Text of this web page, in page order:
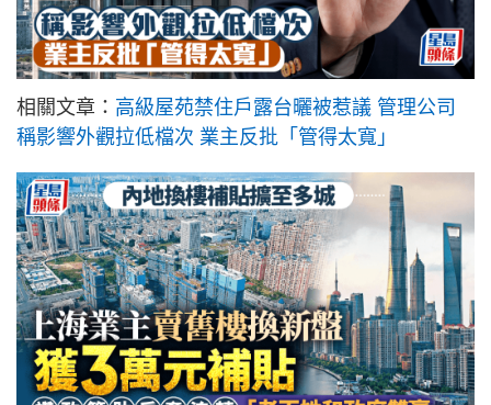
相關文章： 高級屋苑禁住戶露台曬被惹議 管理公司
稱影響外觀拉低檔次 業主反批「管得太寬」